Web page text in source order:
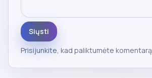
Siųsti
Prisijunkite, kad paliktumėte komentarą